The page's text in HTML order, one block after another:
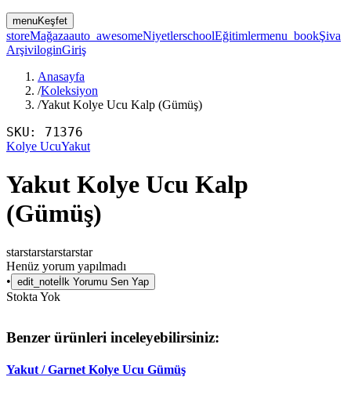
menuKeşfet
storeMağazaauto_awesomeNiyetlerschoolEğitimlermenu_bookŞiva
ArşiviloginGiriş
Anasayfa
/Koleksiyon
/Yakut Kolye Ucu Kalp (Gümüş)
SKU: 71376
Kolye UcuYakut
Yakut Kolye Ucu Kalp
(Gümüş)
starstarstarstarstar
Henüz yorum yapılmadı
• edit_note İlk Yorumu Sen Yap
Stokta Yok
Benzer ürünleri inceleyebilirsiniz:
Yakut / Garnet Kolye Ucu Gümüş